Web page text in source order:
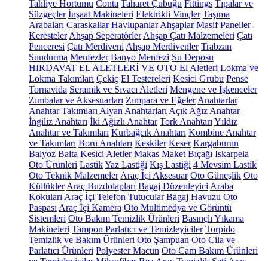
Tahliye Hortumu Conta Taharet Çubuğu Fittings Tıpalar ve
Süzgeçler İnşaat Makineleri Elektrikli Vinçler Taşıma
Arabaları Caraskallar Havlupanlar Ahşaplar Masif Paneller
Keresteler Ahşap Seperatörler Ahşap Çatı Malzemeleri Çatı
Penceresi Çatı Merdiveni Ahşap Merdivenler Trabzan
Sundurma Menfezler Banyo Menfezi Su Deposu
HIRDAVAT EL ALETLERİ VE OTO El Aletleri Lokma ve
Lokma Takımları Çekiç El Testereleri Kesici Grubu Pense
Tornavida Seramik ve Sıvacı Aletleri Mengene ve İşkenceler
Zımbalar ve Aksesuarları Zımpara ve Eğeler Anahtarlar
Anahtar Takımları Alyan Anahtarları Açık Ağız Anahtar
İngiliz Anahtarı İki Ağızlı Anahtar Tork Anahtarı Yıldız
Anahtar ve Takımları Kurbağcık Anahtarı Kombine Anahtar
ve Takımları Boru Anahtarı Keskiler Keser Kargaburun
Balyoz Balta Kesici Aletler Makas Maket Bıçağı Iskarpela
Oto Ürünleri LastikYaz Lastiği Kış Lastiği 4 Mevsim Lastik
Oto Teknik Malzemeler Araç İçi Aksesuar Oto Güneşlik Oto
Küllükler Araç Buzdolapları Bagaj Düzenleyici Araba
Kokuları Araç İçi Telefon Tutucular Bagaj Havuzu Oto
Paspası Araç İçi Kamera Oto Multimedya ve Görüntü
Sistemleri Oto Bakım Temizlik Ürünleri Basınçlı Yıkama
Makineleri Tampon Parlatıcı ve Temizleyiciler Torpido
Temizlik ve Bakım Ürünleri Oto Şampuan Oto Cila ve
Parlatıcı Ürünleri Polyester Macun Oto Cam Bakım Ürünleri